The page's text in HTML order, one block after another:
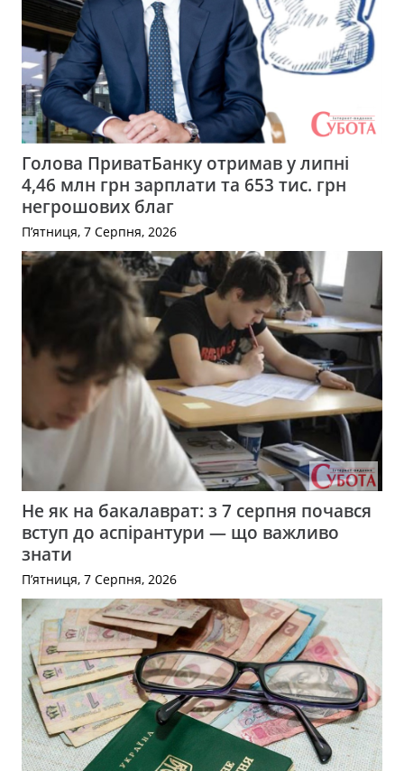
Голова ПриватБанку отримав у липні
4,46 млн грн зарплати та 653 тис. грн
негрошових благ
П’ятниця, 7 Серпня, 2026
Не як на бакалаврат: з 7 серпня почався
вступ до аспірантури — що важливо
знати
П’ятниця, 7 Серпня, 2026